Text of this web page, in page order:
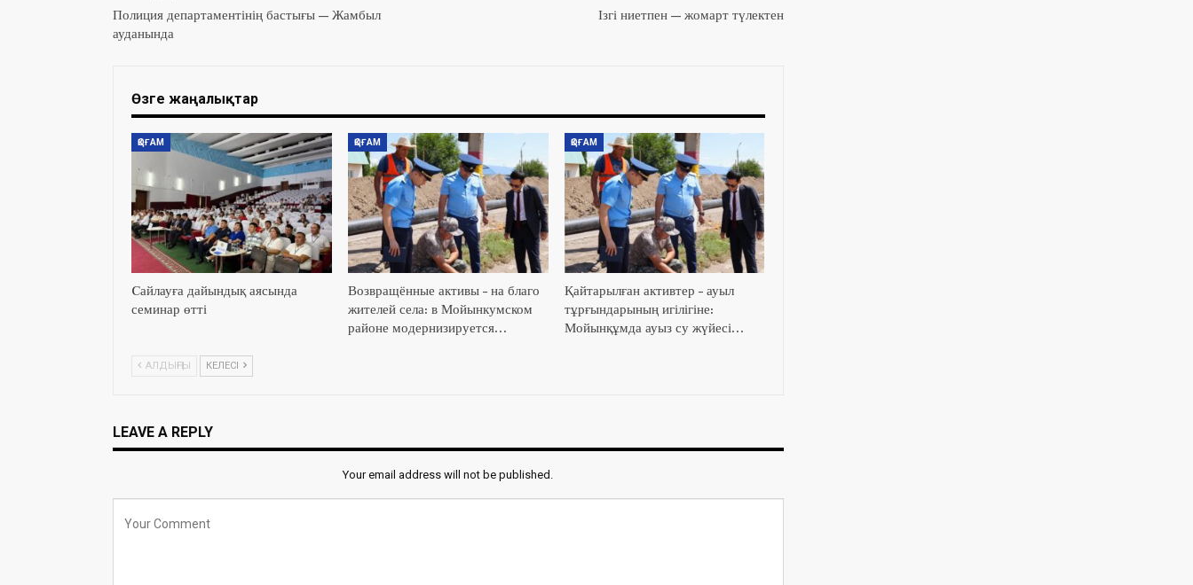
Полиция департаментінің бастығы — Жамбыл
ауданында
Ізгі ниетпен — жомарт түлектен
Өзге жаңалықтар
ҚОҒАМ
Cайлауға дайындық аясында
семинар өтті
ҚОҒАМ
Возвращённые активы – на благо
жителей села: в Мойынкумском
районе модернизируется…
ҚОҒАМ
Қайтарылған активтер – ауыл
тұрғындарының игілігіне:
Мойынқұмда ауыз су жүйесі…
АЛДЫҢҒЫ КЕЛЕСІ
LEAVE A REPLY
Your email address will not be published.